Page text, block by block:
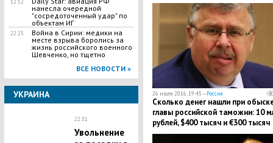
12:52
нанесла очередной
"сосредоточенный удар" по
объектам ИГ
22:25
Война в Сирии: медики на
месте взрыва боролись за
жизнь российского военного
Шевченко, но тщетно
ВСЕ НОВОСТИ »
УКРАИНА
22:31
Увольнение
26 июля 2016, 19:45 —Россия
Сколько денег нашли при
главы российской таможни: 10
рублей, $400 тысяч и €300 тысяч